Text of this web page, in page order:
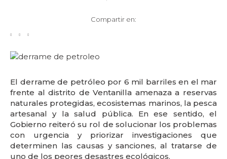
Compartir en:
El derrame de petróleo por 6 mil barriles en el mar
frente al distrito de Ventanilla amenaza a reservas
naturales protegidas, ecosistemas marinos, la pesca
artesanal y la salud pública. En ese sentido, el
Gobierno reiteró su rol de solucionar los problemas
con urgencia y priorizar investigaciones que
determinen las causas y sanciones, al tratarse de
uno de los peores desastres ecológicos.